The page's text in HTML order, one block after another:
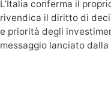
L’Italia conferma il
rivendica il diritto di
e priorità degli
messaggio lanciato